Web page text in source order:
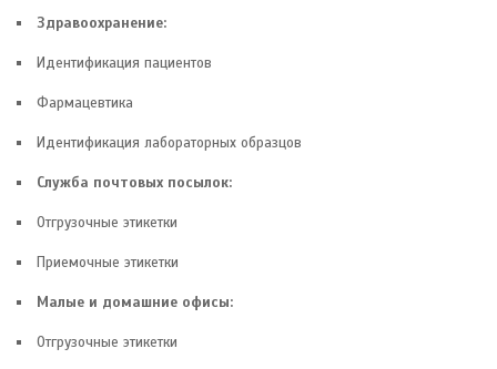
Здравоохранение:
Идентификация пациентов
Фармацевтика
Идентификация лабораторных образцов
Служба почтовых посылок:
Отгрузочные этикетки
Приемочные этикетки
Малые и домашние офисы:
Отгрузочные этикетки